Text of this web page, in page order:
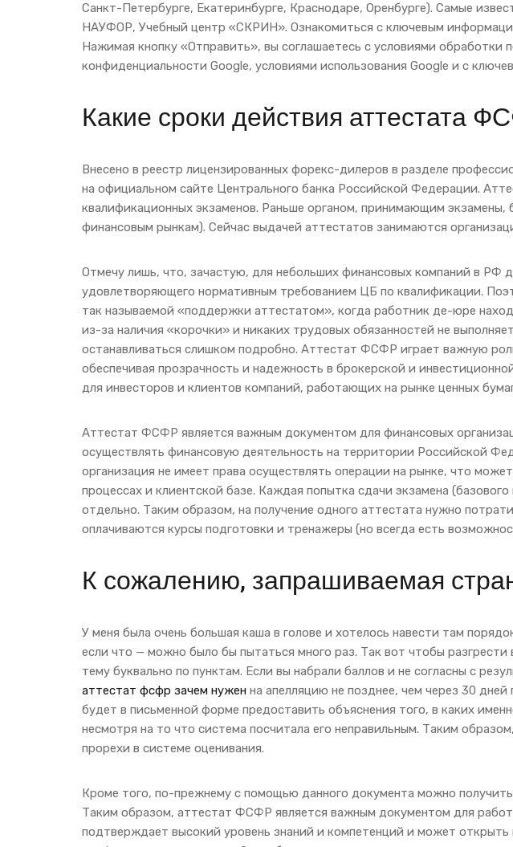
Санкт-Петербурге, Екатеринбурге, Краснодаре, Оренбурге). Самые
НАУФОР, Учебный центр «СКРИН». Ознакомиться с ключевым
Нажимая кнопку «Отправить», вы соглашаетесь с условиями обработки
конфиденциальности Google, условиями использования Google и с
Какие сроки действия аттестата
Внесено в реестр лицензированных форекс-дилеров в разделе
на официальном сайте Центрального банка Российской Федерации.
квалификационных экзаменов. Раньше органом, принимающим
финансовым рынкам). Сейчас выдачей аттестатов занимаются
Отмечу лишь, что, зачастую, для небольших финансовых компаний в РФ
удовлетворяющего нормативным требованием ЦБ по квалификации.
так называемой «поддержки аттестатом», когда работник де-юре
из-за наличия «корочки» и никаких трудовых обязанностей не
останавливаться слишком подробно. Аттестат ФСФР играет важную
обеспечивая прозрачность и надежность в брокерской и
для инвесторов и клиентов компаний, работающих на рынке ценных
Аттестат ФСФР является важным документом для финансовых
осуществлять финансовую деятельность на территории Российской
организация не имеет права осуществлять операции на рынке, что
процессах и клиентской базе. Каждая попытка сдачи экзамена
отдельно. Таким образом, на получение одного аттестата нужно
оплачиваются курсы подготовки и тренажеры (но всегда есть
К сожалению, запрашиваемая
У меня была очень большая каша в голове и хотелось навести там
если что — можно было бы пытаться много раз. Так вот чтобы разгрести
тему буквально по пунктам. Если вы набрали баллов и не согласны с
аттестат фсфр зачем нужен на апелляцию не позднее, чем через 30
будет в письменной форме предоставить объяснения того, в каких
несмотря на то что система посчитала его неправильным. Таким
прорехи в системе оценивания.
Кроме того, по-прежнему с помощью данного документа можно
Таким образом, аттестат ФСФР является важным документом для
подтверждает высокий уровень знаний и компетенций и может